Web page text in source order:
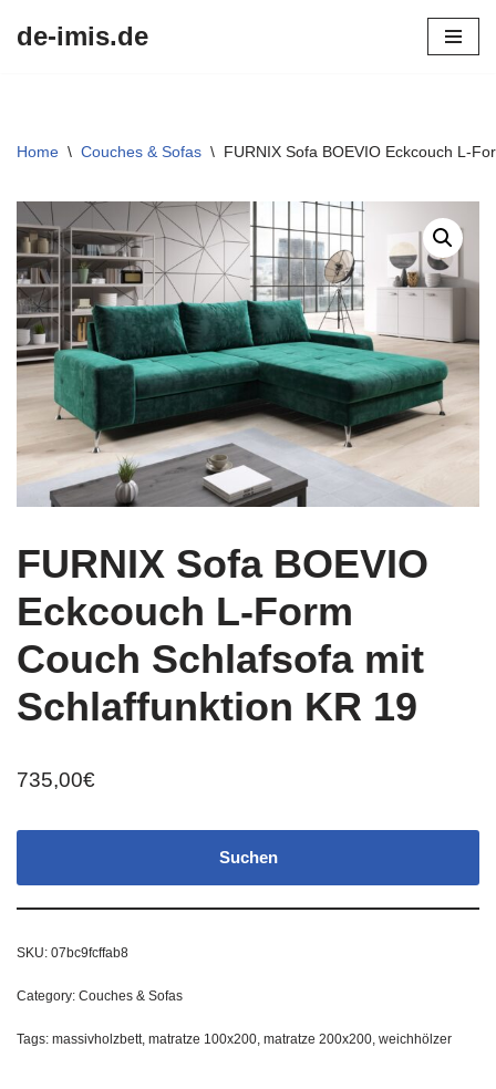
de-imis.de
Home \ Couches & Sofas \ FURNIX Sofa BOEVIO Eckcouch L-
FURNIX Sofa BOEVIO
Eckcouch L-Form
Couch Schlafsofa mit
Schlaffunktion KR 19
735,00€
Suchen
SKU: 07bc9fcffab8
Category: Couches & Sofas
Tags: massivholzbett, matratze 100x200, matratze 200x200, weichhölzer